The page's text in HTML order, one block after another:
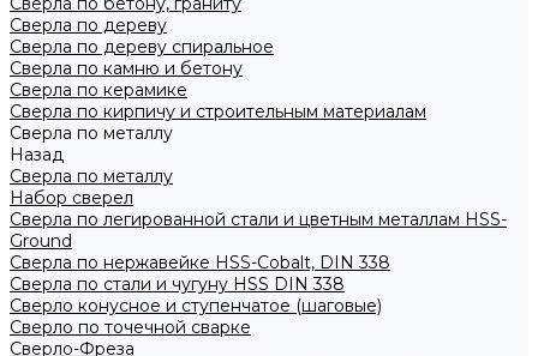
Сверла по дереву
Сверла по дереву спиральное
Сверла по камню и бетону
Сверла по керамике
Сверла по кирпичу и строительным материалам
Сверла по металлу
Назад
Сверла по металлу
Набор сверел
Сверла по легированной стали и цветным металлам HSS-
Ground
Сверла по нержавейке HSS-Cobalt, DIN 338
Сверла по стали и чугуну HSS DIN 338
Сверло конусное и ступенчатое (шаговые)
Сверло по точечной сварке
Сверло-Фреза